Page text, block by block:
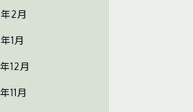
2月
1月
12月
11月